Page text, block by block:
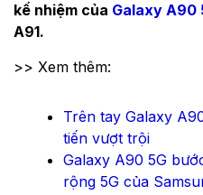
kế nhiệm của Galaxy A90
A91.
>> Xem thêm:
Trên tay Galaxy
tiến vượt trội
Galaxy A90 5G
rộng 5G của